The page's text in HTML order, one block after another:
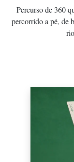
Percurso de 360
percorrido a pé, de